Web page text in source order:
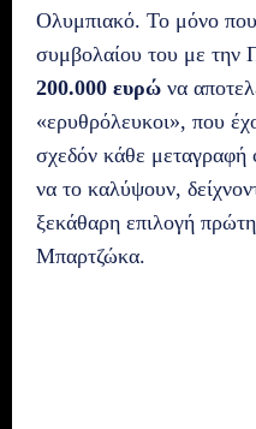
Ολυμπιακό. Το μόνο που
συμβολαίου του με την
200.000 ευρώ να
«ερυθρόλευκοι», που
σχεδόν κάθε μεταγραφή
να το καλύψουν,
ξεκάθαρη επιλογή
Μπαρτζώκα.